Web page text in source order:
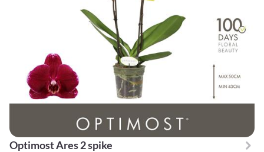
Optimost Ares 2 spike